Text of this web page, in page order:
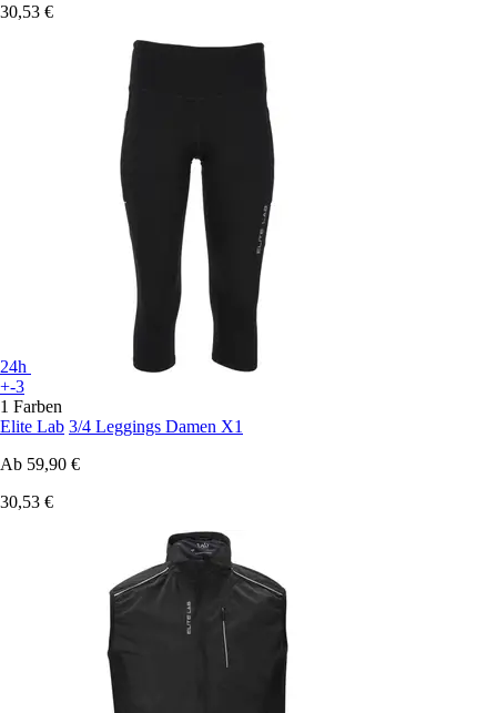
30,53 €
24h
+-3
1 Farben
Elite Lab 3/4 Leggings Damen X1
Ab 59,90 €
30,53 €